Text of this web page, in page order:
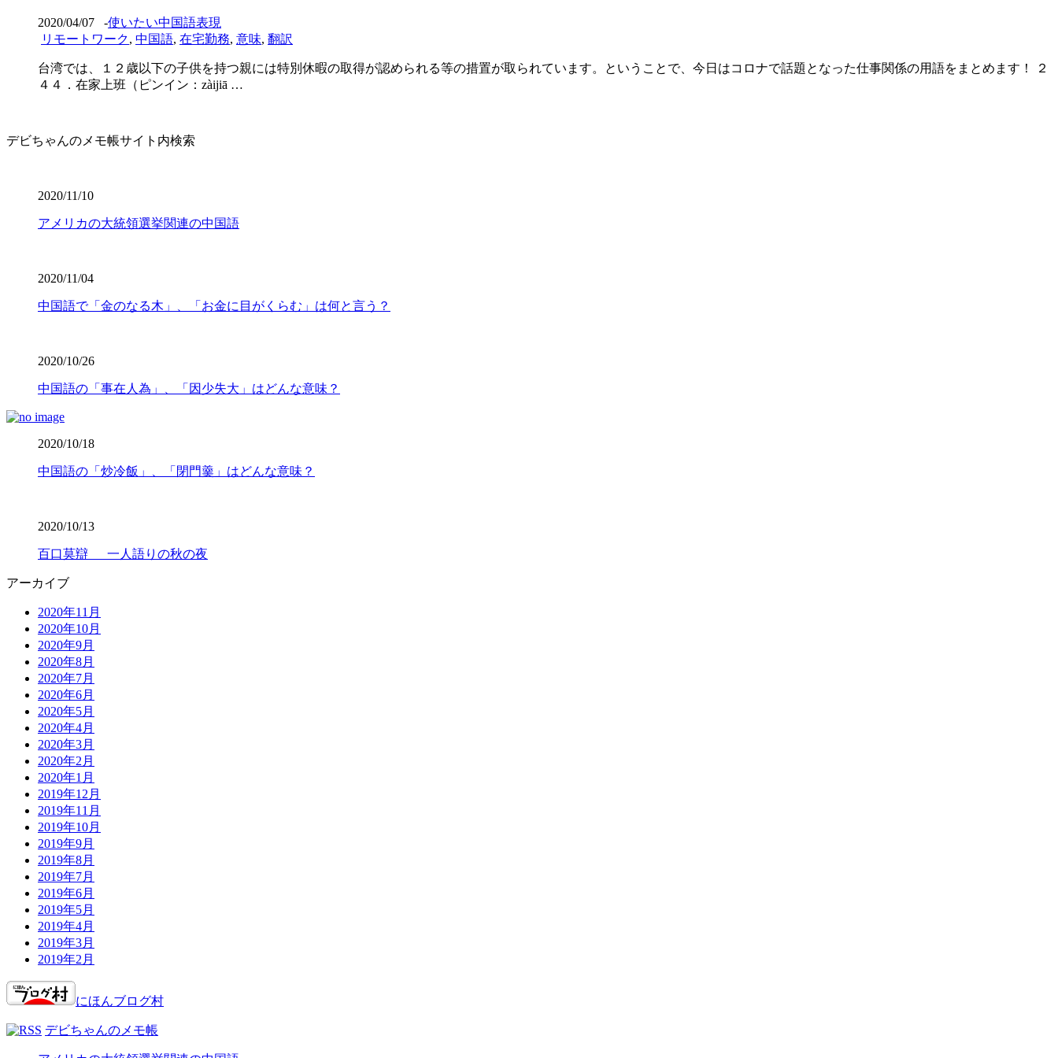
2020/04/07 -使いたい中国語表現
リモートワーク, 中国語, 在宅勤務, 意味, 翻訳
台湾では、１２歳以下の子供を持つ親には特別休暇の取得が認められる等の措置が取られています。ということで、今日はコロナで話題となった仕事関係の用語をまとめます！ ２
４４．在家上班（ピンイン：zàijiā …
デビちゃんのメモ帳サイト内検索
2020/11/10
アメリカの大統領選挙関連の中国語
2020/11/04
中国語で「金のなる木」、「お金に目がくらむ」は何と言う？
2020/10/26
中国語の「事在人為」、「因少失大」はどんな意味？
2020/10/18
中国語の「炒冷飯」、「閉門羹」はどんな意味？
2020/10/13
百口莫辯 一人語りの秋の夜
アーカイブ
2020年11月
2020年10月
2020年9月
2020年8月
2020年7月
2020年6月
2020年5月
2020年4月
2020年3月
2020年2月
2020年1月
2019年12月
2019年11月
2019年10月
2019年9月
2019年8月
2019年7月
2019年6月
2019年5月
2019年4月
2019年3月
2019年2月
にほんブログ村
デビちゃんのメモ帳